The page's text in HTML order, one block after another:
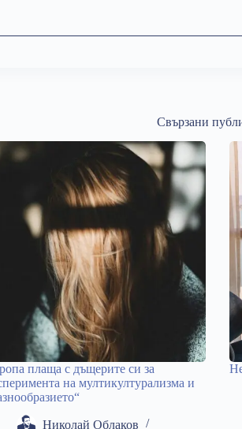
Свързани
плаща с дъщерите си за
на мултикултурализма и
Николай Облаков